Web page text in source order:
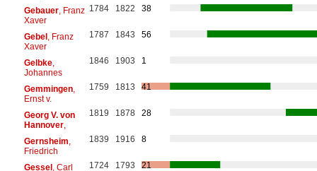
Gebauer, Franz
Xaver
1784 1822 38
Gebel, Franz
Xaver
1787 1843 56
Gelbke,
Johannes
1846 1903 1
Gemmingen,
Ernst v.
1759 1813 41
Georg V. von
Hannover,
1819 1878 28
Gernsheim
Friedrich
1839 1916 8
Gessel, Carl
1724 1793 21